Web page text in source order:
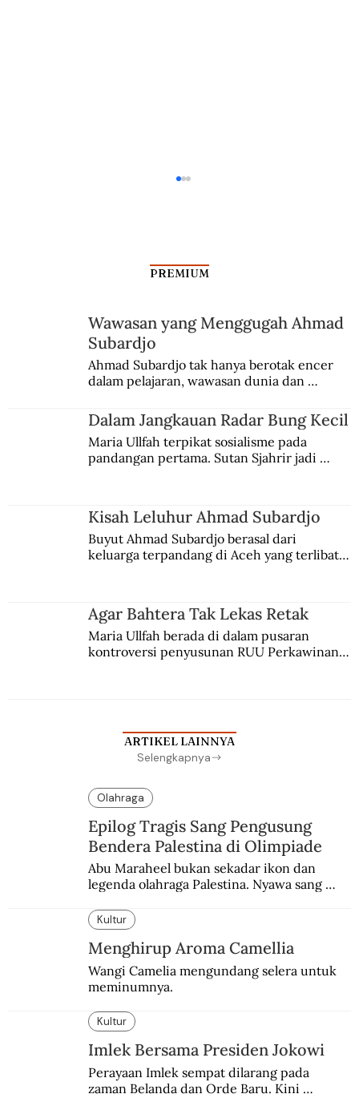
Getirnya Perjalanan Tuba Menghapus
Stigma 1965
PREMIUM
Wawasan yang Menggugah Ahmad
Subardjo
Ahmad Subardjo tak hanya berotak encer
dalam pelajaran, wawasan dunia dan
Jules Verne, Multatuli, hingga Sun Yat-sen.
Dalam Jangkauan Radar Bung Kecil
Maria Ullfah terpikat sosialisme pada
pandangan pertama. Sutan Sjahrir jadi
Kisah Leluhur Ahmad Subardjo
Buyut Ahmad Subardjo berasal dari
keluarga terpandang di Aceh yang terlibat
Agar Bahtera Tak Lekas Retak
Maria Ullfah berada di dalam pusaran
kontroversi penyusunan RUU Perkawinan.
ARTIKEL LAINNYA
Selengkapnya
Olahraga
Epilog Tragis Sang Pengusung
Bendera Palestina di Olimpiade
Abu Maraheel bukan sekadar ikon dan
legenda olahraga Palestina. Nyawa sang
memblokade Rafah.
Kultur
Menghirup Aroma Camellia
Wangi Camelia mengundang selera untuk
meminumnya.
Kultur
Imlek Bersama Presiden Jokowi
Perayaan Imlek sempat dilarang pada
zaman Belanda dan Orde Baru. Kini